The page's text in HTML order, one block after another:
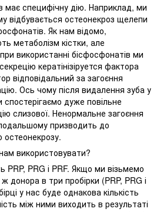
має специфічну дію. Наприклад, ми
відбувається остеонекроз щелепи
Як нам відомо,
метаболізм кістки, але
використанні бісфосфонатів ми
кератінізіруется фактора
відповідальний за загоєння
Ось чому після видалення зуба у
спостерігаємо дуже повільне
слизової. Ненормальне загоєння
призводить до
остеонекрозу.
використовувати?
PRG і PRF. Якщо ми візьмемо
донора в три пробірки (PRP, PRG і
у нас буде однакова кількість
між ними виходить в результаті